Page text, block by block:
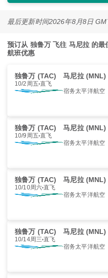
最后更新时间2026年8月8日
预订从 独鲁万 飞往 马尼拉 的
航班优惠
独鲁万 (TAC) 马尼拉 (MNL)
10/2周五 直飞
宿务太平洋航空
独鲁万 (TAC) 马尼拉 (MNL)
10/9周五 直飞
宿务太平洋航空
独鲁万 (TAC) 马尼拉 (MNL)
10/10周六 直飞
宿务太平洋航空
独鲁万 (TAC) 马尼拉 (MNL)
10/14周三 直飞
宿务太平洋航空